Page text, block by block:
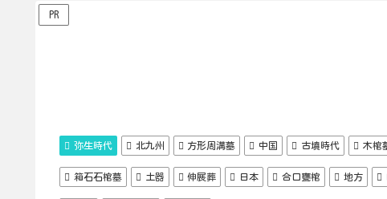
PR
弥生時代 北九州 方形周溝墓 中国 古墳時代 木棺
箱石石棺墓 土器 伸展葬 日本 合口甕棺 地方